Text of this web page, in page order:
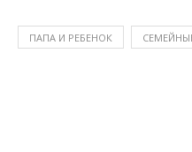
ПАПА И РЕБЕНОК